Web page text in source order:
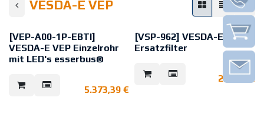
VESDA-E VEP
[VEP-A00-1P-EBTI]
VESDA-E VEP Einzelrohr
mit LED's esserbus®
integriertem esserbus®-Koppler
zur direkten Integration in die
5.373,39 €
[VSP-962] VESDA-E
Ersatzfilter
Ersatz Filtereinsatz für VESDA-E
Detektoren. Sie filtert grobe
Partikel zum Schutz der 221,54€